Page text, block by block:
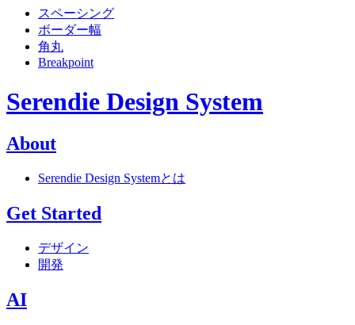
スペーシング
ボーダー幅
角丸
Breakpoint
Serendie Design System
About
Serendie Design Systemとは
Get Started
デザイン
開発
AI